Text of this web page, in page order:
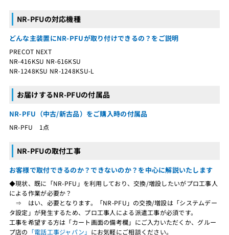
NR-PFUの対応機種
どんな主装置にNR-PFUが取り付けできるの？をご説明
PRECOT NEXT
NR-416KSU NR-616KSU
NR-1248KSU NR-1248KSU-L
お届けするNR-PFUの付属品
NR-PFU（中古/新古品）をご購入時の付属品
NR-PFU 1点
NR-PFUの取付工事
お客様で取付できるのか？できないのか？を中心に解説いたします
◆現状、既に「NR-PFU」を利用しており、交換/増設したいがプロ工事人
による作業が必要か？
⇒ はい、必要となります。「NR-PFU」の交換/増設は「システムデー
タ設定」が発生するため、プロ工事人による派遣工事が必須です。
工事を希望する方は「カート画面の備考欄」にご入力いただくか、グルー
プ店の 「電話工事ジャパン」 にお気軽にご相談ください。